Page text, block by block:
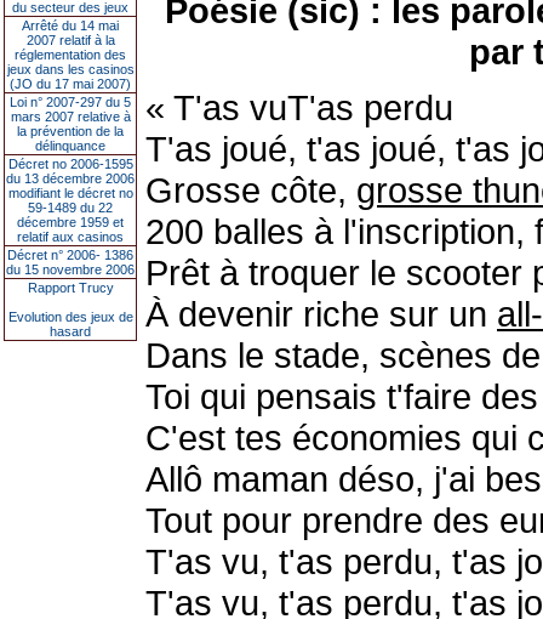
du secteur des jeux
Arrêté du 14 mai
2007 relatif à la
réglementation des
jeux dans les casinos
(JO du 17 mai 2007)
Loi n° 2007-297 du 5
mars 2007 relative à
la prévention de la
délinquance
Décret no 2006-1595
du 13 décembre 2006
modifiant le décret no
59-1489 du 22
décembre 1959 et
relatif aux casinos
Décret n° 2006- 1386
du 15 novembre 2006
Rapport Trucy
Evolution des jeux de
hasard
Poésie (sic) : les
par
« T'as vuT'as perdu
T'as joué, t'as joué, t'as
Grosse côte, grosse
200 balles à l'inscription,
Prêt à troquer le scooter
À devenir riche sur un
Dans le stade, scènes
Toi qui pensais t'faire
C'est tes économies qui
Allô maman déso, j'ai
Tout pour prendre des
T'as vu, t'as perdu, t'as
T'as vu, t'as perdu, t'as